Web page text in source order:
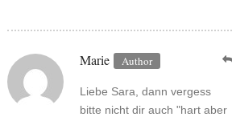
Marie
Liebe Sara, dann vergess
bitte nicht dir auch "hart aber